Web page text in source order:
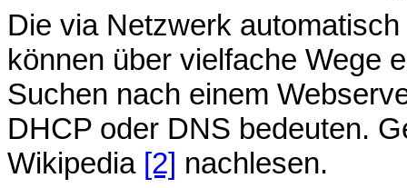
Die via Netzwerk
können über vielfache Wege
Suchen nach einem
DHCP oder DNS bedeuten.
Wikipedia [2] nachlesen.